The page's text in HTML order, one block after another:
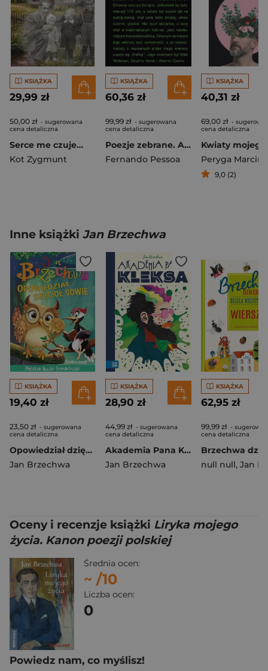
KSIĄŻKA
29,99 zł
50,00 zł - sugerowana
cena detaliczna
Serce me czuje…
Kot Zygmunt
KSIĄŻKA
60,36 zł
99,99 zł - sugerowana
cena detaliczna
Poezje zebrane. Alvaro de Campos wyd. 2
Fernando Pessoa
KSIĄŻKA
40,31 zł
69,00 zł -
cena detaliczna
Peryga Marcin
9,0 (2)
Inne książki Jan Brzechwa
KSIĄŻKA
19,40 zł
23,50 zł - sugerowana
cena detaliczna
Opowiedział dzięcioł sowie. Bajki polskie
Jan Brzechwa
KSIĄŻKA
28,90 zł
44,99 zł - sugerowana
cena detaliczna
Akademia Pana Kleksa
Jan Brzechwa
KSIĄŻKA
62,95 zł
99,99 zł -
cena detaliczna
null null, Jan
Oceny i recenzje książki Liryka mojego
życia. Kanon poezji polskiej
Średnia ocen:
~ /10
Liczba ocen:
0
Powiedz nam, co myślisz!